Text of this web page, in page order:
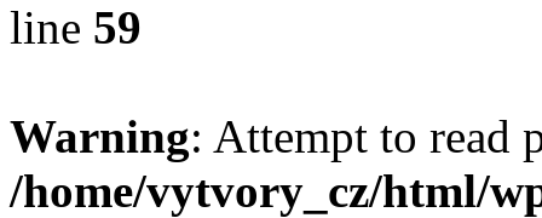
line 59
Warning: Attempt to read
/home/vytvory_cz/html/